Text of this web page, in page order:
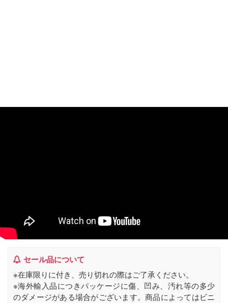
セール品について
※在庫限りに付き、売り切れの際はご了承ください。
※海外輸入品につきパッケージに傷、凹み、汚れ等の多少
のダメージがある場合がございます。商品によってはビニ